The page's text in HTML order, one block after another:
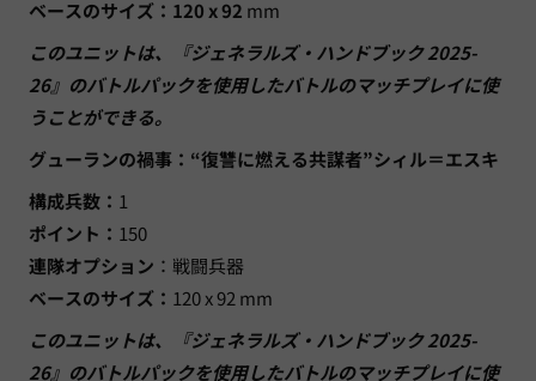
ベースのサイズ：120 x 92 mm
このユニットは、『ジェネラルズ・ハンドブック 2025-
26』のバトルパックを使用したバトルのマッチプレイに使
うことができる。
グューランの禍事：“復讐に燃える共謀者”シィル＝エスキ
構成兵数： 1
ポイント： 150
連隊オプション ：戦闘兵器
ベースのサイズ： 120 x 92 mm
このユニットは、『ジェネラルズ・ハンドブック 2025-
26』のバトルパックを使用したバトルのマッチプレイに使